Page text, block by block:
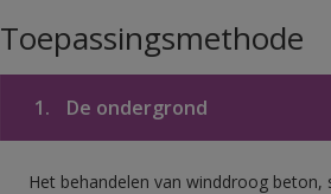
Toepassingsmethode
1. De ondergrond
Het behandelen van winddroog beton,